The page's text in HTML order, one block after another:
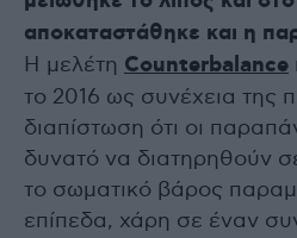
αποκαταστάθηκε και η
Η μελέτη Counterbalance
το 2016 ως συνέχεια της
διαπίστωση ότι οι
δυνατό να διατηρηθούν
το σωματικό βάρος
επίπεδα, χάρη σε έναν